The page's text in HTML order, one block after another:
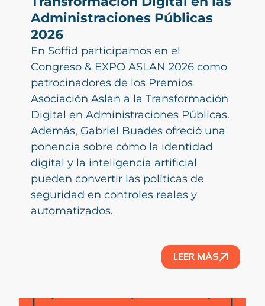
Administraciones Públicas
2026
En Soffid participamos en el
Congreso & EXPO ASLAN 2026 como
patrocinadores de los Premios
Asociación Aslan a la Transformación
Digital en Administraciones Públicas.
Además, Gabriel Buades ofreció una
ponencia sobre cómo la identidad
digital y la inteligencia artificial
pueden convertir las políticas de
seguridad en controles reales y
automatizados.
LEER MÁS